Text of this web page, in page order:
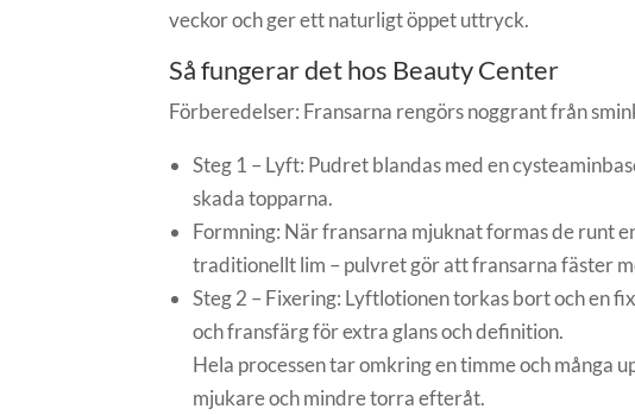
veckor och ger ett naturligt öppet uttryck.
Så fungerar det hos Beauty Center
Förberedelser: Fransarna rengörs noggrant från
Steg 1 – Lyft: Pudret blandas med en
skada topparna.
Formning: När fransarna mjuknat formas de runt
traditionellt lim – pulvret gör att fransarna fäster
Steg 2 – Fixering: Lyftlotionen torkas bort och en
och fransfärg för extra glans och definition.
Hela processen tar omkring en timme och många
mjukare och mindre torra efteråt.